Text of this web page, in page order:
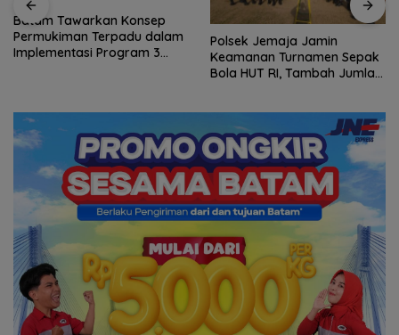
Batam Tawarkan Konsep
Permukiman Terpadu dalam
Implementasi Program 3
Polsek Jemaja Jamin
Keamanan Turnamen Sepak
Bola HUT RI, Tambah Jumlah